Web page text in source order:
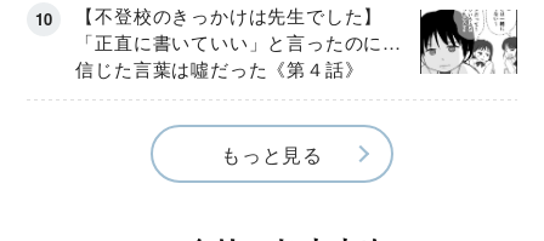
【不登校のきっかけは先生でした】
「正直に書いていい」と言ったのに…
信じた言葉は噓だった《第４話》
もっと見る